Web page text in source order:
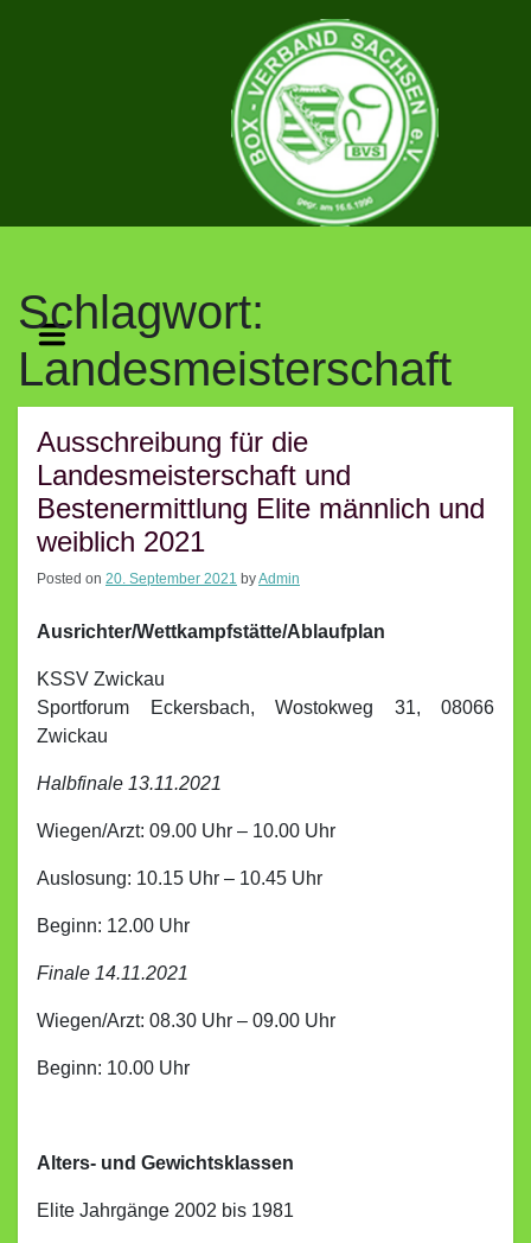
VERBAND
SACHSEN
E.V.
Schlagwort:
Landesmeisterschaft
Ausschreibung für die
Landesmeisterschaft und
Bestenermittlung Elite männlich und
weiblich 2021
Posted on 20. September 2021 byAdmin
Ausrichter/Wettkampfstätte/Ablaufplan
KSSV Zwickau
Sportforum Eckersbach, Wostokweg 31, 08066
Zwickau
Halbfinale 13.11.2021
Wiegen/Arzt: 09.00 Uhr – 10.00 Uhr
Auslosung: 10.15 Uhr – 10.45 Uhr
Beginn: 12.00 Uhr
Finale 14.11.2021
Wiegen/Arzt: 08.30 Uhr – 09.00 Uhr
Beginn: 10.00 Uhr
Alters- und Gewichtsklassen
Elite Jahrgänge 2002 bis 1981